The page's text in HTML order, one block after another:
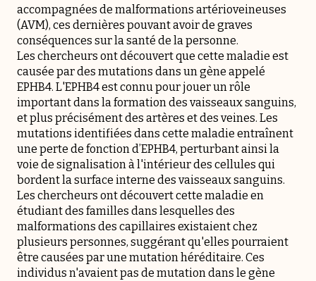
accompagnées de malformations artérioveineuses
(AVM), ces dernières pouvant avoir de graves
conséquences sur la santé de la personne.
Les chercheurs ont découvert que cette maladie est
causée par des mutations dans un gène appelé
EPHB4. L'EPHB4 est connu pour jouer un rôle
important dans la formation des vaisseaux sanguins,
et plus précisément des artères et des veines. Les
mutations identifiées dans cette maladie entraînent
une perte de fonction d’EPHB4, perturbant ainsi la
voie de signalisation à l'intérieur des cellules qui
bordent la surface interne des vaisseaux sanguins.
Les chercheurs ont découvert cette maladie en
étudiant des familles dans lesquelles des
malformations des capillaires existaient chez
plusieurs personnes, suggérant qu'elles pourraient
être causées par une mutation héréditaire. Ces
individus n'avaient pas de mutation dans le gène